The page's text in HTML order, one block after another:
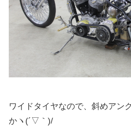
ワイドタイヤなので、斜めアン
かヽ(´▽｀)/